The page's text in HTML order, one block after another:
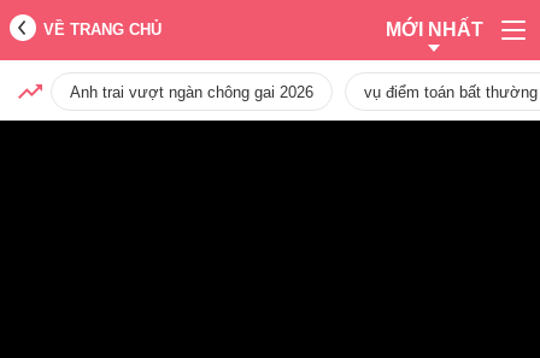
VỀ TRANG CHỦ MỚI NHẤT
Anh trai vượt ngàn chông gai 2026 vụ điểm toán bất